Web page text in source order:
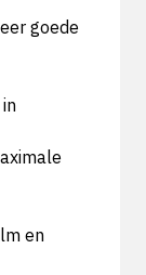
goede
en